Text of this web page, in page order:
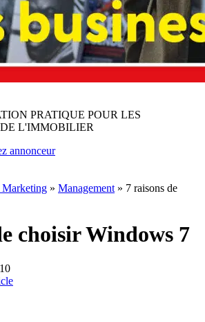
PRATIQUE POUR LES
L'IMMOBILIER
annonceur
» Management » 7 raisons de
choisir Windows 7